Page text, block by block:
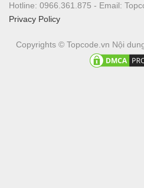
Hotline: 0966.361.875 - Email:
Privacy Policy
Copyrights © Topcode.vn Nội